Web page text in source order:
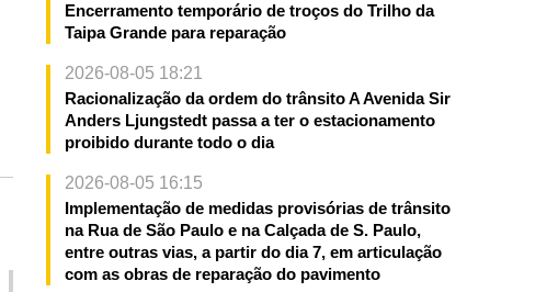
Encerramento temporário de troços do Trilho da
Taipa Grande para reparação
2026-08-05 18:21
Racionalização da ordem do trânsito A Avenida Sir
Anders Ljungstedt passa a ter o estacionamento
proibido durante todo o dia
2026-08-05 16:15
Implementação de medidas provisórias de trânsito
na Rua de São Paulo e na Calçada de S. Paulo,
entre outras vias, a partir do dia 7, em articulação
com as obras de reparação do pavimento